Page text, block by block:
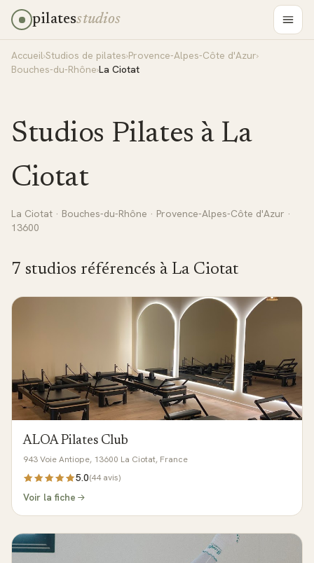
pilatesstudios
Accueil›Studios de pilates›Provence-Alpes-Côte d'Azur›
Bouches-du-Rhône›La Ciotat
Studios Pilates à La
Ciotat
La Ciotat · Bouches-du-Rhône · Provence-Alpes-Côte d'Azur ·
13600
7 studios référencés à La Ciotat
ALOA Pilates Club
943 Voie Antiope, 13600 La Ciotat, France
5.0(44avis)
Voir la fiche